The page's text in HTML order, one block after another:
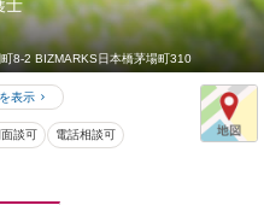
士
8-2 BIZMARKS日本橋茅場町310
表示
談可 電話相談可